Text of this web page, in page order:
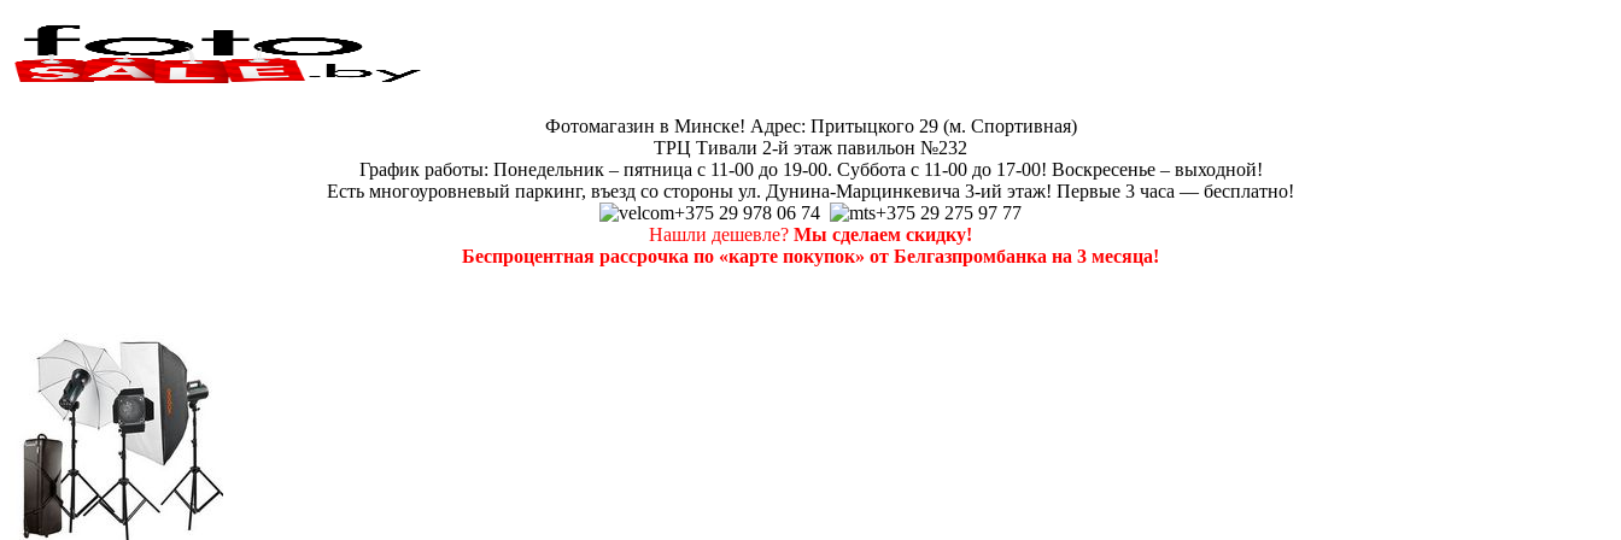
Фотомагазин в Минске! Адрес: Притыцкого 29 (м. Спортивная)
ТРЦ Тивали 2-й этаж павильон №232
График работы: Понедельник – пятница с 11-00 до 19-00. Суббота с 11-00 до 17-00! Воскресенье – выходной!
Есть многоуровневый паркинг, въезд со стороны ул. Дунина-Марцинкевича 3-ий этаж! Первые 3 часа — бесплатно!
+375 29 978 06 74
+375 29 275 97 77
Нашли дешевле? Мы сделаем скидку!
Беспроцентная рассрочка по «карте покупок» от Белгазпромбанка на 3 месяца!